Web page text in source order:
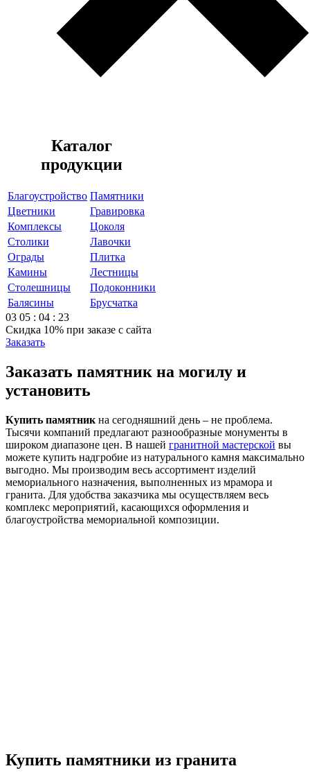
Каталог
продукции
Благоустройство Памятники
Цветники
Гравировка
Комплексы
Цоколя
Столики
Лавочки
Ограды
Плитка
Камины
Лестницы
Столешницы
Подоконники
Балясины
Брусчатка
03 05 : 04 : 23
Скидка 10% при заказе с сайта
Заказать
Заказать памятник на могилу и
установить
Купить памятник на сегодняшний день – не проблема.
Тысячи компаний предлагают разнообразные монументы в
широком диапазоне цен. В нашей гранитной мастерской вы
можете купить надгробие из натурального камня максимально
выгодно. Мы производим весь ассортимент изделий
мемориального назначения, выполненных из мрамора и
гранита. Для удобства заказчика мы осуществляем весь
комплекс мероприятий, касающихся оформления и
благоустройства мемориальной композиции.
Купить памятники из гранита